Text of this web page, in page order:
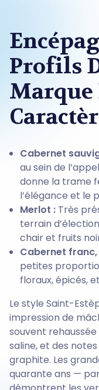
Profils
Marque
Cabernet
au sein de
donne la trame
l’élégance et le
Merlot :Très
terrain
chair et fruits
Cabernet
petites
floraux, épicés,
Le style Saint-
impression de
souvent
saline, et des
graphite. Les
quarante ans —